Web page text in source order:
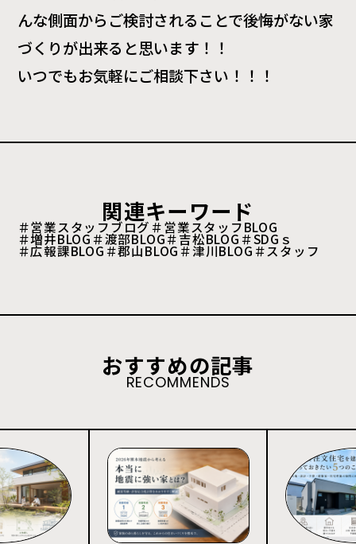
んな側面からご検討されることで後悔がない家
づくりが出来ると思います！！
いつでもお気軽にご相談下さい！！！
関連キーワード
＃営業スタッフブログ＃営業スタッフBLOG
＃増井BLOG＃渡部BLOG＃吉松BLOG＃SDGｓ
＃広報課BLOG＃郡山BLOG＃津川BLOG＃スタッフ
おすすめの記事
RECOMMENDS